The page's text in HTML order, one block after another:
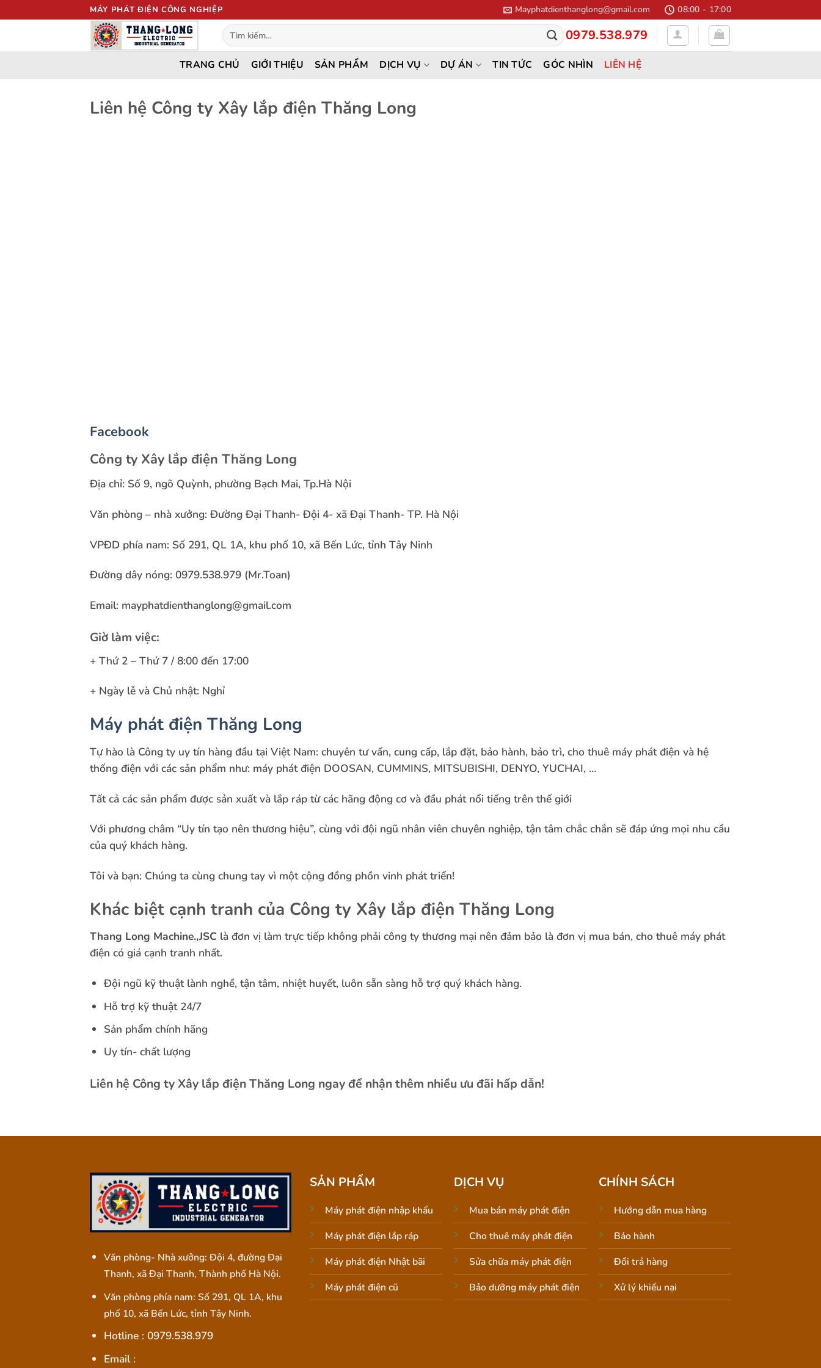
qua
MÁY PHÁT ĐIỆN CÔNG NGHIỆP Mayphatdienthanglong@gmail.com 08:00 - 17:00
Tìm
kiếm:
0979.538.979
TRANG CHỦ GIỚI THIỆU SẢN PHẨM DỊCH VỤ DỰ ÁN TIN TỨC GÓC NHÌN LIÊN HỆ
Liên hệ Công ty Xây lắp điện Thăng Long
Facebook
Công ty Xây lắp điện Thăng Long
Địa chỉ: Số 9, ngõ Quỳnh, phường Bạch Mai, Tp.Hà Nội
Văn phòng – nhà xưởng: Đường Đại Thanh- Đội 4- xã Đại Thanh- TP. Hà Nội
VPĐD phía nam: Số 291, QL 1A, khu phố 10, xã Bến Lức, tỉnh Tây Ninh
Đường dây nóng: 0979.538.979 (Mr.Toan)
Email: mayphatdienthanglong@gmail.com
Giờ làm việc:
+ Thứ 2 – Thứ 7 / 8:00 đến 17:00
+ Ngày lễ và Chủ nhật: Nghỉ
Máy phát điện Thăng Long
Tự hào là Công ty uy tín hàng đầu tại Việt Nam: chuyên tư vấn, cung cấp, lắp đặt, bảo hành, bảo trì, cho thuê máy phát điện và hệ
thống điện với các sản phẩm như: máy phát điện DOOSAN, CUMMINS, MITSUBISHI, DENYO, YUCHAI, …
Tất cả các sản phẩm được sản xuất và lắp ráp từ các hãng động cơ và đầu phát nổi tiếng trên thế giới
Với phương châm “Uy tín tạo nên thương hiệu”, cùng với đội ngũ nhân viên chuyên nghiệp, tận tâm chắc chắn sẽ đáp ứng mọi nhu cầu
của quý khách hàng.
Tôi và bạn: Chúng ta cùng chung tay vì một cộng đồng phồn vinh phát triển!
Khác biệt cạnh tranh của Công ty Xây lắp điện Thăng Long
Thang Long Machine.,JSC là đơn vị làm trực tiếp không phải công ty thương mại nên đảm bảo là đơn vị mua bán, cho thuê máy phát
điện có giá cạnh tranh nhất.
Đội ngũ kỹ thuật lành nghề, tận tâm, nhiệt huyết, luôn sẵn sàng hỗ trợ quý khách hàng.
Hỗ trợ kỹ thuật 24/7
Sản phẩm chính hãng
Uy tín- chất lượng
Liên hệ Công ty Xây lắp điện Thăng Long ngay để nhận thêm nhiều ưu đãi hấp dẫn!
Văn phòng- Nhà xưởng: Đội 4, đường Đại
Thanh, xã Đại Thanh, Thành phố Hà Nội.
Văn phòng phía nam: Số 291, QL 1A, khu
phố 10, xã Bến Lức, tỉnh Tây Ninh.
Hotline : 0979.538.979
Email :
SẢN PHẨM
Máy phát điện nhập khẩu
Máy phát điện lắp ráp
Máy phát điện Nhật bãi
Máy phát điện cũ
DỊCH VỤ
Mua bán máy phát điện
Cho thuê máy phát điện
Sửa chữa máy phát điện
Bảo dưỡng máy phát điện
CHÍNH SÁCH
Hướng dẫn mua hàng
Bảo hành
Đổi trả hàng
Xử lý khiếu nại